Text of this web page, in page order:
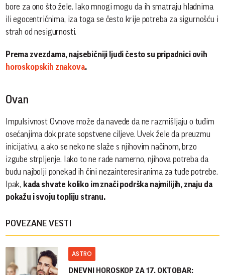
bore za ono što žele. Iako mnogi mogu da ih smatraju hladnima
ili egocentričnima, iza toga se često krije potreba za sigurnošću i
strah od nesigurnosti.
Prema zvezdama, najsebičniji ljudi često su pripadnici ovih
horoskopskih znakova.
Ovan
Impulsivnost Ovnove može da navede da ne razmišljaju o tuđim
osećanjima dok prate sopstvene ciljeve. Uvek žele da preuzmu
inicijativu, a ako se neko ne slaže s njihovim načinom, brzo
izgube strpljenje. Iako to ne rade namerno, njihova potreba da
budu najbolji ponekad ih čini nezainteresiranima za tuđe potrebe.
Ipak, kada shvate koliko im znači podrška najmilijih, znaju da
pokažu i svoju topliju stranu.
POVEZANE VESTI
ASTRO
DNEVNI HOROSKOP ZA 17. OKTOBAR: